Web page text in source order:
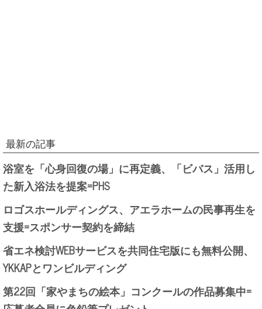
最新の記事
浴室を「心身回復の場」に再定義、「ビバス」活用し
た新入浴法を提案=PHS
ロゴスホールディングス、アエラホームの民事再生を
支援=スポンサー契約を締結
省エネ検討WEBサービスを共同住宅版にも無料公開、
YKKAPとワンビルディング
第22回「家やまちの絵本」コンクールの作品募集中=